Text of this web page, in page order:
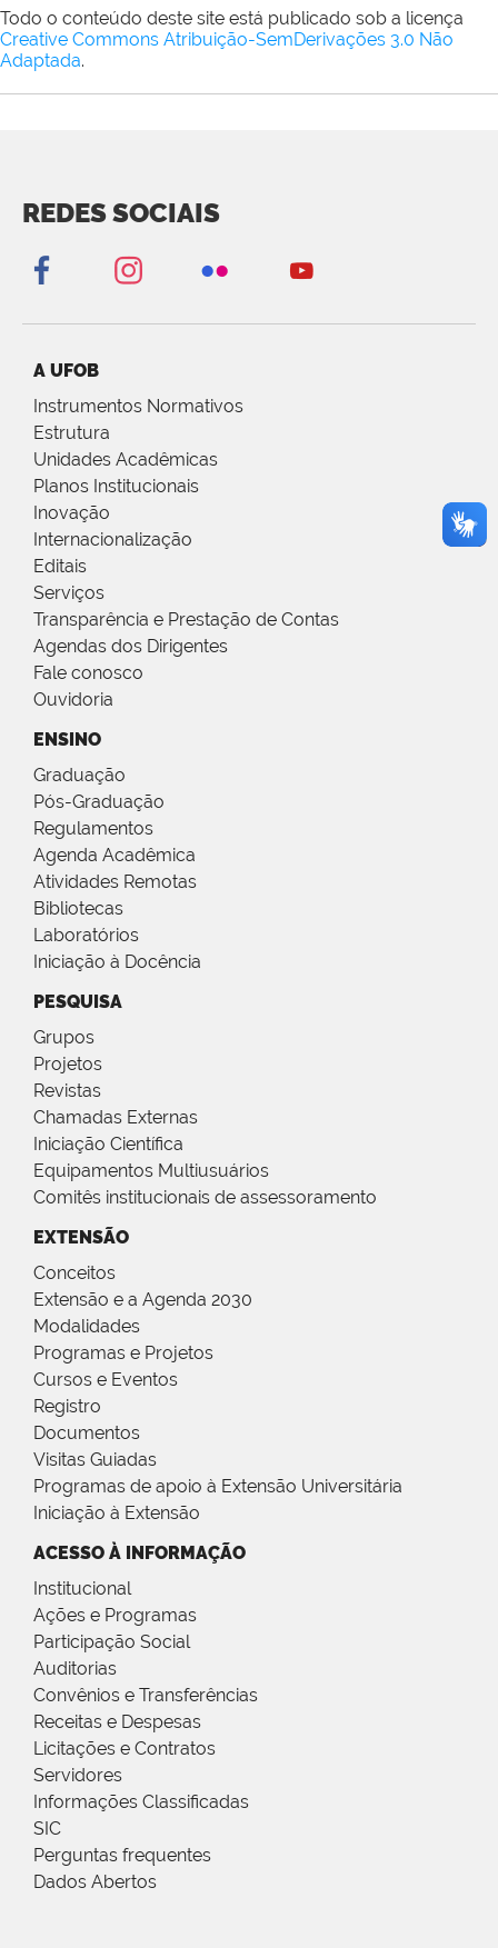
Todo o conteúdo deste site está publicado sob a licença
Creative Commons Atribuição-SemDerivações 3.0 Não
Adaptada.
REDES SOCIAIS
A UFOB
Instrumentos Normativos
Estrutura
Unidades Acadêmicas
Planos Institucionais
Inovação
Internacionalização
Editais
Serviços
Transparência e Prestação de Contas
Agendas dos Dirigentes
Fale conosco
Ouvidoria
ENSINO
Graduação
Pós-Graduação
Regulamentos
Agenda Acadêmica
Atividades Remotas
Bibliotecas
Laboratórios
Iniciação à Docência
PESQUISA
Grupos
Projetos
Revistas
Chamadas Externas
Iniciação Científica
Equipamentos Multiusuários
Comitês institucionais de assessoramento
EXTENSÃO
Conceitos
Extensão e a Agenda 2030
Modalidades
Programas e Projetos
Cursos e Eventos
Registro
Documentos
Visitas Guiadas
Programas de apoio à Extensão Universitária
Iniciação à Extensão
ACESSO À INFORMAÇÃO
Institucional
Ações e Programas
Participação Social
Auditorias
Convênios e Transferências
Receitas e Despesas
Licitações e Contratos
Servidores
Informações Classificadas
SIC
Perguntas frequentes
Dados Abertos